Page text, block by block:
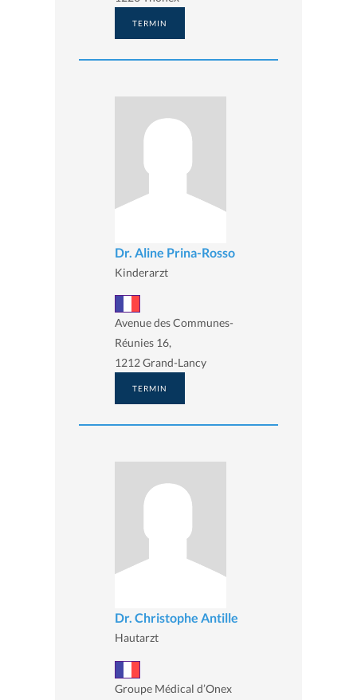
TERMIN
Dr. Aline Prina-Rosso
Kinderarzt
Avenue des Communes-
Réunies 16,
1212 Grand-Lancy
TERMIN
Dr. Christophe Antille
Hautarzt
Groupe Médical d’Onex